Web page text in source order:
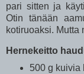
pari sitten ja
Otin tänään
kotiruoaksi. Mutta
Hernekeitto
500 g kuivia